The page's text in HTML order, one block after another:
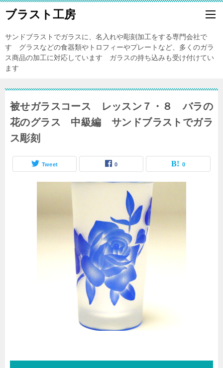
ブラスト工房
サンドブラストでガラスに、名入れや彫刻加工をする専門会社で
す グラスなどの食器類やトロフィーやプレートなど、多くのガラ
ス商品の加工に対応しています ガラスの持ち込みも受け付けてい
ます
被せガラスコース レッスン７・８ バラの
花のグラス 中級編 サンドブラストでガラ
ス彫刻
Tweet 0 0